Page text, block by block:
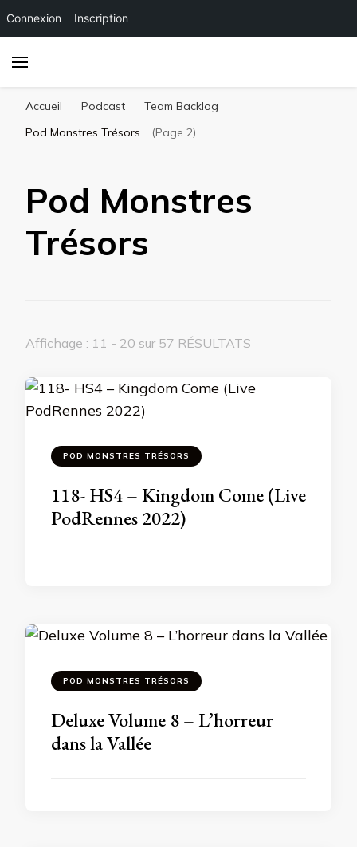
Connexion Inscription
Accueil Podcast
Team Backlog
Pod Monstres Trésors
(Page 2)
Pod Monstres
Trésors
Affichage : 11 - 20 sur 57 RÉSULTATS
POD MONSTRES TRÉSORS
118- HS4 – Kingdom Come (Live
PodRennes 2022)
POD MONSTRES TRÉSORS
Deluxe Volume 8 – L’horreur
dans la Vallée